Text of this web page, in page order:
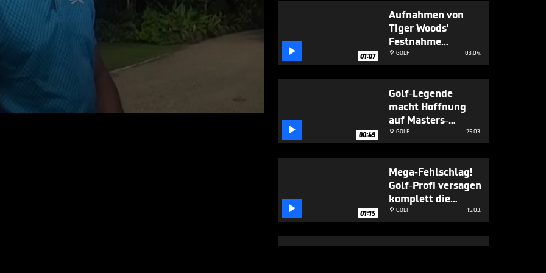
 01:07
Aufnahmen von
Tiger Woods'
Festnahme
erschüttern
 GOLF 03.04.
 00:49
Golf-Legende
macht Hoffnung
auf Masters-
Comeback
 GOLF 25.03.
 01:15
Mega-Fehlschlag!
Golf-Profi versagen
komplett die
Nerven
 GOLF 15.03.
NFL-Superstar